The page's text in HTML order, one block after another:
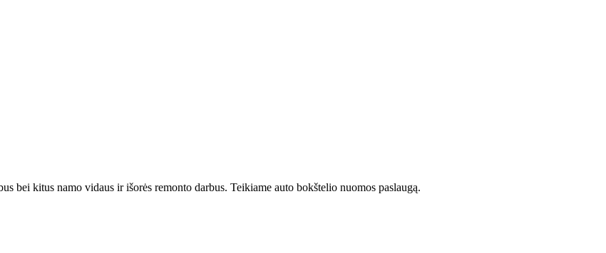
bei kitus namo vidaus ir išorės remonto darbus. Teikiame auto bokštelio nuomos paslaugą.